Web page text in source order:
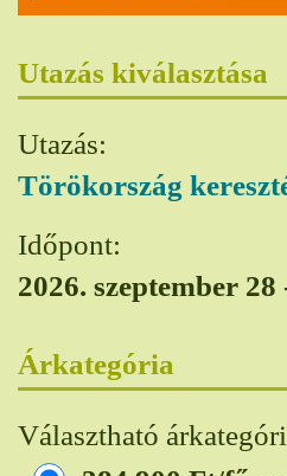
Utazás kiválasztása
Utazás:
Törökország
Időpont:
2026. szeptember
Árkategória
Választható